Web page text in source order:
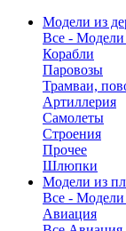
Модели из
Все - Модели
Корабли
Паровозы
Трамваи,
Артиллерия
Самолеты
Строения
Прочее
Шлюпки
Модели из
Все - Модели
Авиация